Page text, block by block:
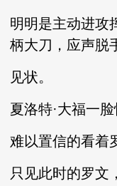
明明是主动进攻
柄大刀，应声脱
见状。
夏洛特·大福一
难以置信的看着
只见此时的罗文